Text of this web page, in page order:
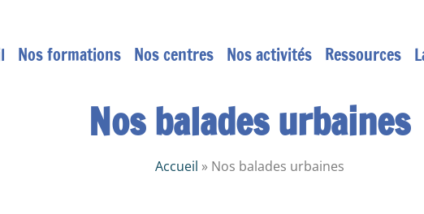
Nos formations Nos centres Nos activités Ressources
Nos balades urbaines
Accueil » Nos balades urbaines